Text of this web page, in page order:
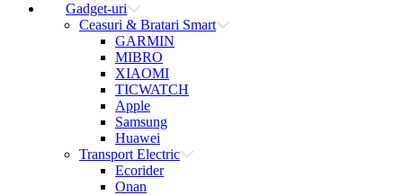
Gadget-uri
Ceasuri & Bratari Smart
GARMIN
MIBRO
XIAOMI
TICWATCH
Apple
Samsung
Huawei
Transport Electric
Ecorider
Onan